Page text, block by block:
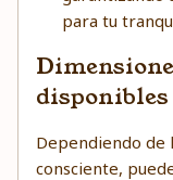
para tu
disponibles
Dependiendo de
consciente,